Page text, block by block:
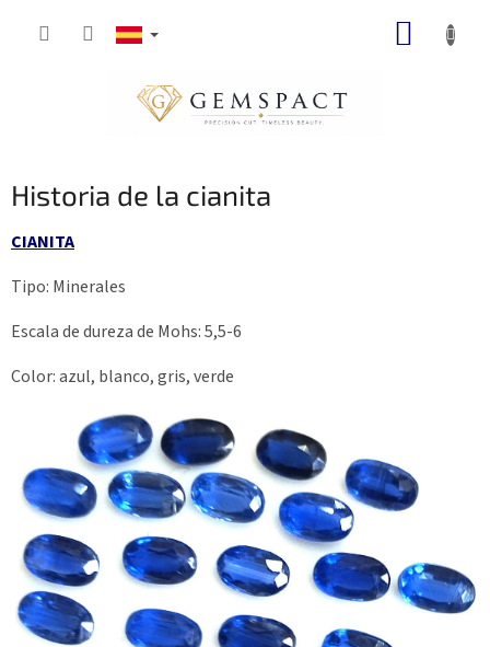
CESTA
Historia de la cianita
CIANITA
Tipo: Minerales
Escala de dureza de Mohs: 5,5-6
Color: azul, blanco, gris, verde